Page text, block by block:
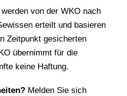
von der WKO nach
erteilt und basieren
Zeitpunkt gesicherten
übernimmt für die
keine Haftung.
Melden Sie sich